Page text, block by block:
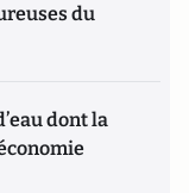
du
dont la